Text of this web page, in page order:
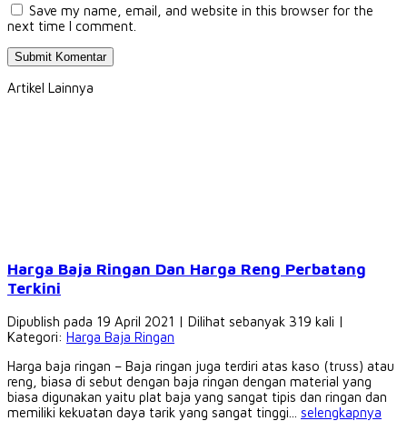
Save my name, email, and website in this browser for the
next time I comment.
Artikel Lainnya
Harga Baja Ringan Dan Harga Reng Perbatang
Terkini
Dipublish pada 19 April 2021 | Dilihat sebanyak 319 kali |
Kategori: Harga Baja Ringan
Harga baja ringan – Baja ringan juga terdiri atas kaso (truss) atau
reng, biasa di sebut dengan baja ringan dengan material yang
biasa digunakan yaitu plat baja yang sangat tipis dan ringan dan
memiliki kekuatan daya tarik yang sangat tinggi... selengkapnya